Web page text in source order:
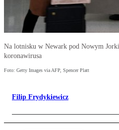
Na lotnisku w Newark pod Nowym
koronawirusa
Foto: Getty Images via AFP, Spencer Platt
Filip Frydykiewicz